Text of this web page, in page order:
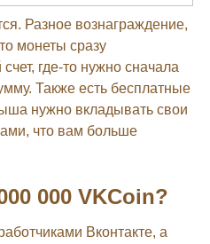
Разное вознаграждение,
монеты сразу
где-то нужно сначала
Также есть бесплатные
нужно вкладывать свои
что вам больше
000 VKCoin?
Вконтакте, а